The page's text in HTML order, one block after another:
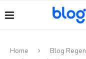
Home Blog